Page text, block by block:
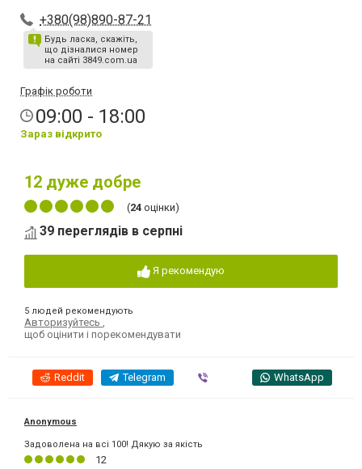
+380(98)890-87-21
Будь ласка, скажіть,
що дізналися номер
на сайті 3849.com.ua
Графік роботи
09:00 - 18:00
Зараз відкрито
12 дуже добре
(24 оцінки)
39 переглядів в серпні
Я рекомендую
5 людей рекомендують
Авторизуйтесь
щоб оцінити і порекомендувати
Reddit Telegram WhatsApp
Anonymous
Задоволена на всі 100! Дякую за якість
12